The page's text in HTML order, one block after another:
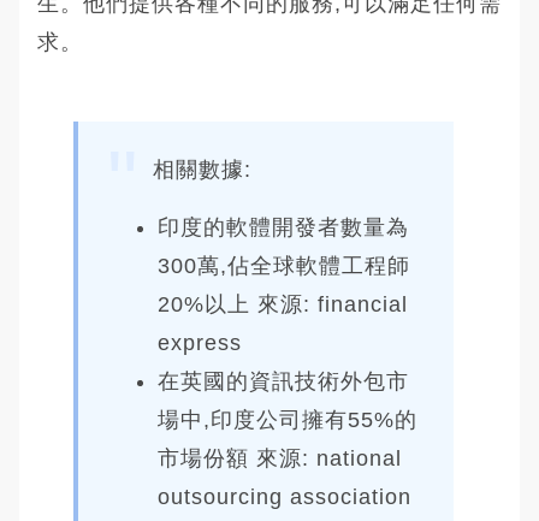
求。
相關數據:
印度的軟體開發者數量為
300萬,佔全球軟體工程師
20%以上 來源: financial
express
在英國的資訊技術外包市
場中,印度公司擁有55%的
市場份額 來源: national
outsourcing association